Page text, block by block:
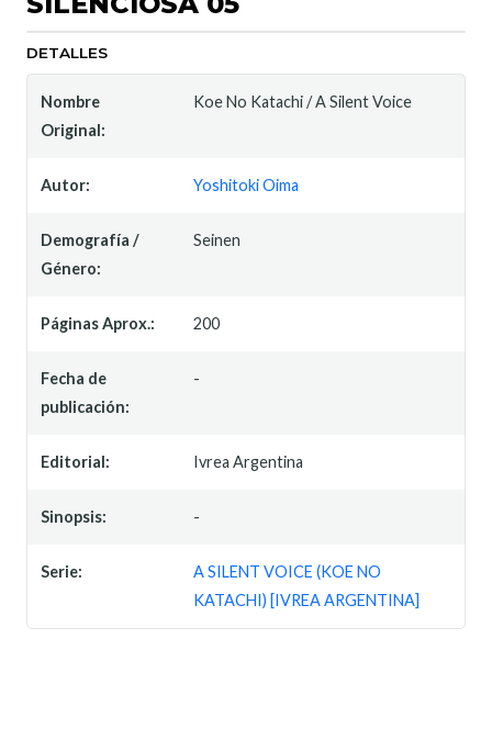
DETALLES
Nombre
Original:
Koe No Katachi / A Silent Voice
Autor: Yoshitoki Oima
Demografía /
Género:
Seinen
Páginas Aprox.: 200
Fecha de
publicación:
-
Editorial: Ivrea Argentina
Sinopsis: -
Serie:
A SILENT VOICE (KOE NO
KATACHI) [IVREA ARGENTINA]